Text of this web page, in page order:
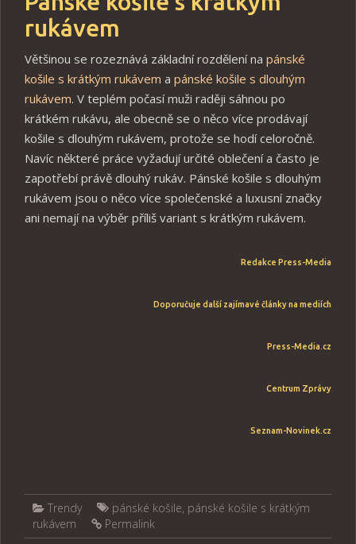
rukávem
Většinou se rozeznává základní rozdělení na pánské
košile s krátkým rukávem a pánské košile s dlouhým
rukávem. V teplém počasí muži raději sáhnou po
krátkém rukávu, ale obecně se o něco více prodávají
košile s dlouhým rukávem, protože se hodí celoročně.
Navíc některé práce vyžadují určité oblečení a často je
zapotřebí právě dlouhý rukáv. Pánské košile s dlouhým
rukávem jsou o něco více společenské a luxusní značky
ani nemají na výběr příliš variant s krátkým rukávem.
Redakce Press-Media
Doporučuje další zajímavé články na mediích
Press-Media.cz
Centrum Zprávy
Seznam-Novinek.cz
Trendy pánské košile, pánské košile s krátkým
rukávem
Permalink